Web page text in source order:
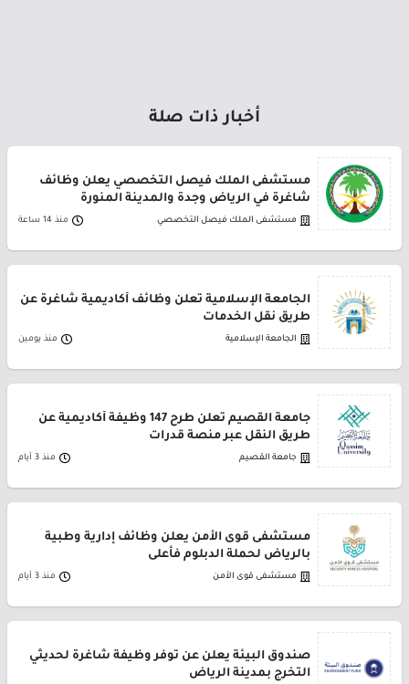
أخبار ذات صلة
مستشفى الملك فيصل التخصصي يعلن وظائف
شاغرة في الرياض وجدة والمدينة المنورة
مستشفى الملك فيصل التخصصي منذ 14 ساعة
الجامعة الإسلامية تعلن وظائف أكاديمية شاغرة عن
طريق نقل الخدمات
الجامعة الإسلامية منذ يومين
جامعة القصيم تعلن طرح 147 وظيفة أكاديمية عن
طريق النقل عبر منصة قدرات
جامعة القصيم منذ 3 أيام
مستشفى قوى الأمن يعلن وظائف إدارية وطبية
بالرياض لحملة الدبلوم فأعلى
مستشفى قوى الأمن منذ 3 أيام
صندوق البيئة يعلن عن توفر وظيفة شاغرة لحديثي
التخرج بمدينة الرياض